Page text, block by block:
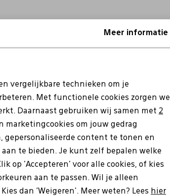
Marketing cookies
Meer informatie
vergelijkbare technieken om je
Met functionele cookies zorgen we
Daarnaast gebruiken wij samen met 2
marketingcookies om jouw gedrag
gepersonaliseerde content te tonen en
te bieden. Je kunt zelf bepalen welke
op 'Accepteren' voor alle cookies, of kies
aan te passen. Wil je alleen
dan 'Weigeren'. Meer weten? Lees hier